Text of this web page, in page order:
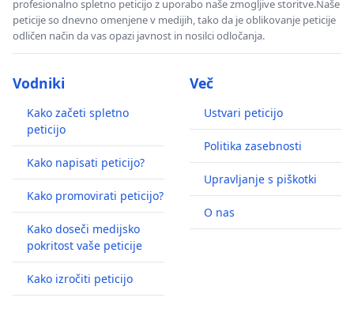
profesionalno spletno peticijo z uporabo naše zmogljive storitve.Naše
peticije so dnevno omenjene v medijih, tako da je oblikovanje peticije
odličen način da vas opazi javnost in nosilci odločanja.
Vodniki
Kako začeti spletno
peticijo
Kako napisati peticijo?
Kako promovirati peticijo?
Kako doseči medijsko
pokritost vaše peticije
Kako izročiti peticijo
Več
Ustvari peticijo
Politika zasebnosti
Upravljanje s piškotki
O nas